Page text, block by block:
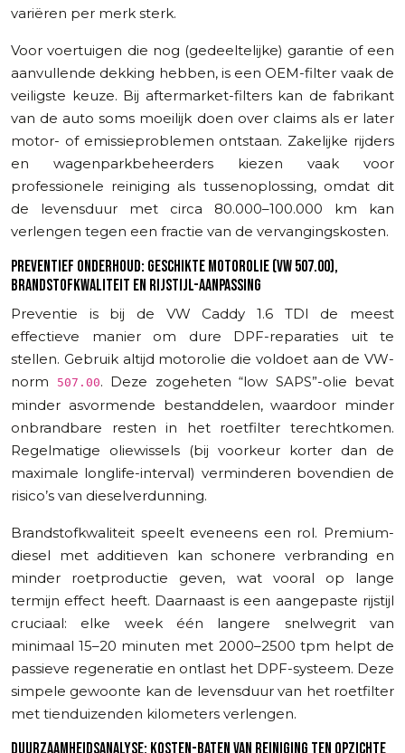
variëren per merk sterk.
Voor voertuigen die nog (gedeeltelijke) garantie of een
aanvullende dekking hebben, is een OEM-filter vaak de
veiligste keuze. Bij aftermarket-filters kan de fabrikant
van de auto soms moeilijk doen over claims als er later
motor- of emissieproblemen ontstaan. Zakelijke rijders
en wagenparkbeheerders kiezen vaak voor
professionele reiniging als tussenoplossing, omdat dit
de levensduur met circa 80.000–100.000 km kan
verlengen tegen een fractie van de vervangingskosten.
PREVENTIEF ONDERHOUD: GESCHIKTE MOTOROLIE (VW 507.00),
BRANDSTOFKWALITEIT EN RIJSTIJL-AANPASSING
Preventie is bij de VW Caddy 1.6 TDI de meest
effectieve manier om dure DPF-reparaties uit te
stellen. Gebruik altijd motorolie die voldoet aan de VW-
norm
507.00. Deze zogeheten “low SAPS”-olie bevat
minder asvormende bestanddelen, waardoor minder
onbrandbare resten in het roetfilter terechtkomen.
Regelmatige oliewissels (bij voorkeur korter dan de
maximale longlife-interval) verminderen bovendien de
risico’s van dieselverdunning.
Brandstofkwaliteit speelt eveneens een rol. Premium-
diesel met additieven kan schonere verbranding en
minder roetproductie geven, wat vooral op lange
termijn effect heeft. Daarnaast is een aangepaste rijstijl
cruciaal: elke week één langere snelwegrit van
minimaal 15–20 minuten met 2000–2500 tpm helpt de
passieve regeneratie en ontlast het DPF-systeem. Deze
simpele gewoonte kan de levensduur van het roetfilter
met tienduizenden kilometers verlengen.
DUURZAAMHEIDSANALYSE: KOSTEN-BATEN VAN REINIGING TEN OPZICHTE